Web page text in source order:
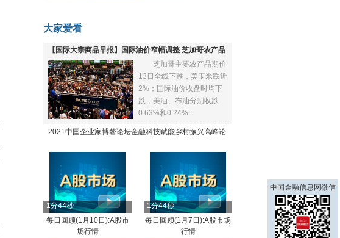
大家爱看
【国际大宗商品早报】国际油价窄幅调整 芝加哥农产品
全线下跌
芝加哥主要农产品期价
13日全线下跌，美玉米跌近
2%；国际油价收盘时均下
跌，美油、布油分别收跌
0.63%和0.24%...
2021中国企业家博鳌论坛金融科技赋能乡村振兴高峰论
1分44秒
每日回顾(1月10日):A股市
场行情
1分44秒
每日回顾(1月7日):A股市场
行情
中国金融信息网微信